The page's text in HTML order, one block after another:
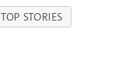
TOP STORIES